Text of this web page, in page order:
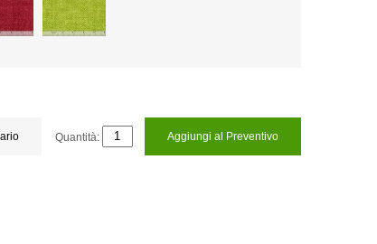
Quantità: Aggiungi al Preventivo